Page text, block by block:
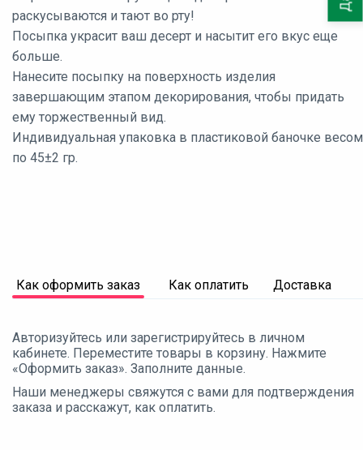
раскусываются и тают во рту!
Посыпка украсит ваш десерт и насытит его вкус еще
больше.
Нанесите посыпку на поверхность изделия
завершающим этапом декорирования, чтобы придать
ему торжественный вид.
Индивидуальная упаковка в пластиковой баночке весом
по 45±2 гр.
Как оформить заказ Как оплатить Доставка
Авторизуйтесь или зарегистрируйтесь в личном
кабинете. Переместите товары в корзину. Нажмите
«Оформить заказ». Заполните данные.
Наши менеджеры свяжутся с вами для подтверждения
заказа и расскажут, как оплатить.